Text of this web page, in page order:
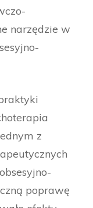
narzędzie w
z
poprawę